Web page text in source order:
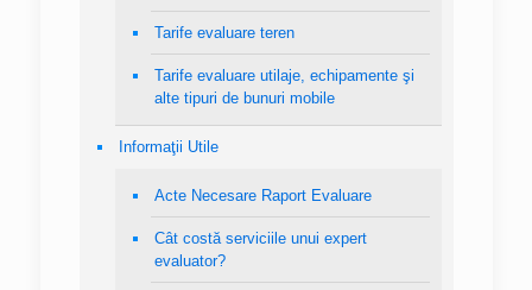
Tarife evaluare teren
Tarife evaluare utilaje, echipamente şi
alte tipuri de bunuri mobile
Informaţii Utile
Acte Necesare Raport Evaluare
Cât costă serviciile unui expert
evaluator?